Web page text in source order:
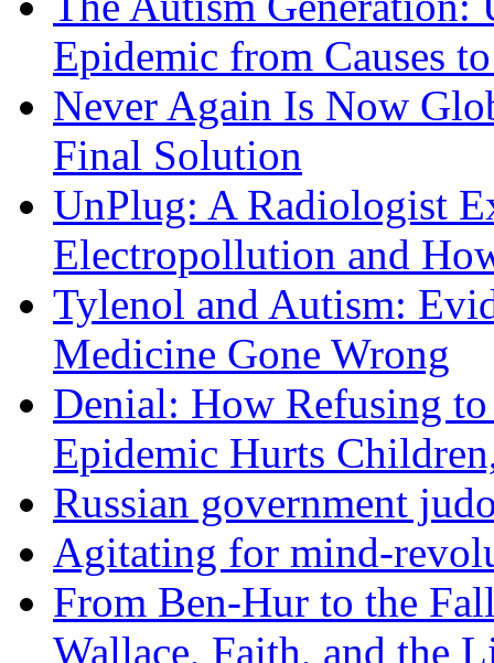
Epidemic from Causes
Never Again Is Now
Final Solution
UnPlug: A Radiologist
Electropollution and
Tylenol and Autism:
Medicine Gone Wrong
Denial: How Refusing
Epidemic Hurts
Russian government
Agitating for mind-
From Ben-Hur to the
Wallace, Faith, and the